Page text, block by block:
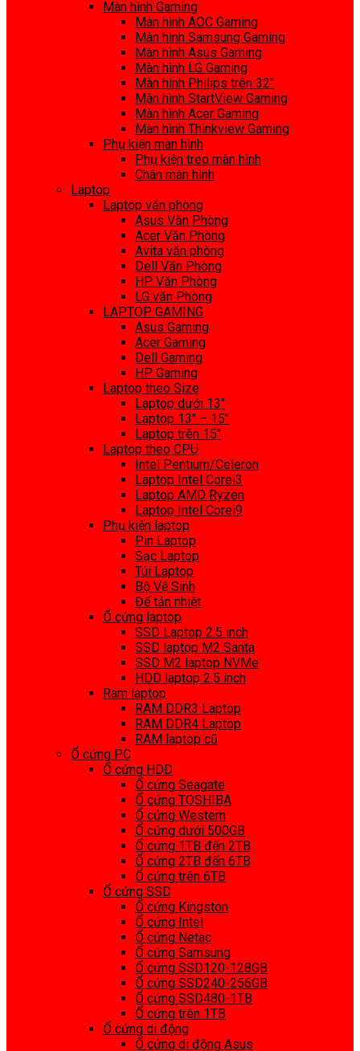
Màn hình Gaming
Màn hình AOC Gaming
Màn hình Samsung Gaming
Màn hình Asus Gaming
Màn hình LG Gaming
Màn hình Philips trên 32″
Màn hình StartView Gaming
Màn hình Acer Gaming
Màn hình Thinkview Gaming
Phụ kiện màn hình
Phụ kiện treo màn hình
Chân màn hình
Laptop
Laptop văn phòng
Asus Văn Phòng
Acer Văn Phòng
Avita văn phòng
Dell Văn Phòng
HP Văn Phòng
LG văn Phòng
LAPTOP GAMING
Asus Gaming
Acer Gaming
Dell Gaming
HP Gaming
Laptop theo Size
Laptop dưới 13″
Laptop 13″ – 15″
Laptop trên 15″
Laptop theo CPU
Intel Pentium/Celeron
Laptop Intel Corei3
Laptop AMD Ryzen
Laptop Intel Corei9
Phụ kiện laptop
Pin Laptop
Sạc Laptop
Túi Laptop
Bộ Vệ Sinh
Đế tản nhiệt
Ổ cứng laptop
SSD Laptop 2.5 inch
SSD laptop M2 Santa
SSD M2 laptop NVMe
HDD laptop 2.5 inch
Ram laptop
RAM DDR3 Laptop
RAM DDR4 Laptop
RAM laptop cũ
Ổ cứng PC
Ổ cứng HDD
Ổ cứng Seagate
Ổ cứng TOSHIBA
Ổ cứng Western
Ổ cứng dưới 500GB
Ổ cứng 1TB đến 2TB
Ổ cứng 2TB đến 6TB
Ổ cứng trên 6TB
Ổ cứng SSD
Ổ cứng Kingston
Ổ cứng Intel
Ổ cứng Netac
Ổ cứng Samsung
Ổ cứng SSD120-128GB
Ổ cứng SSD240-256GB
Ổ cứng SSD480-1TB
Ổ cứng trên 1TB
Ổ cứng di động
Ổ cứng di động Asus